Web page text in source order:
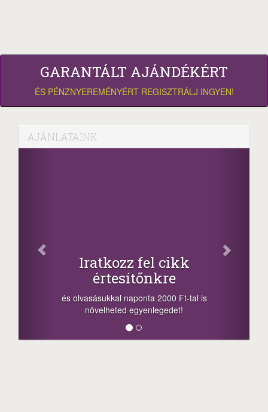
GARANTÁLT AJÁNDÉKÉRT
ÉS PÉNZNYEREMÉNYÉRT REGISZTRÁLJ INGYEN!
AJÁNLATAINK
+1.000.000 Ft...
-nyeremény növelés jár a szerencsésnek
megosztási lehetőséget. Lájkolj is minket!